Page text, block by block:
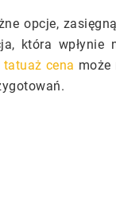
opcje,
która wpłynie
tatuaż cena może